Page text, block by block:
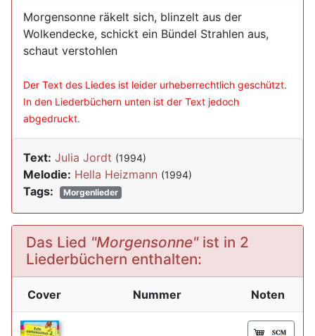
Morgensonne räkelt sich, blinzelt aus der
Wolkendecke, schickt ein Bündel Strahlen aus,
schaut verstohlen
Der Text des Liedes ist leider urheberrechtlich geschützt.
In den Liederbüchern unten ist der Text jedoch
abgedruckt.
Text: Julia Jordt (1994)
Melodie: Hella Heizmann (1994)
Tags: Morgenlieder
Das Lied "Morgensonne"ist in 2
Liederbüchern enthalten:
Cover Nummer Noten